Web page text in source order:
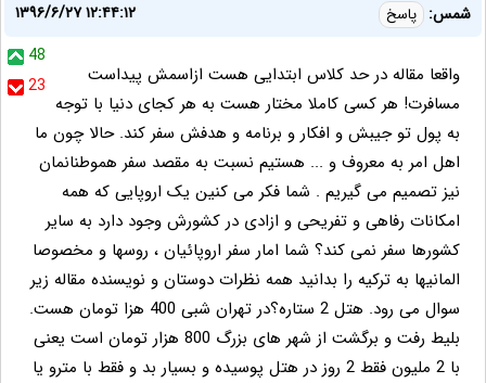
شمس: پاسخ
۱۳۹۶/۶/۲۷ ۱۲:۴۴:۱۲
48
23
واقعا مقاله در حد کلاس ابتدایی هست ازاسمش پیداست
مسافرت! هر کسی کاملا مختار هست به هر کجای دنیا با توجه
به پول تو جیبش و افکار و برنامه و هدفش سفر کند. حالا چون ما
اهل امر به معروف و ... هستیم نسبت به مقصد سفر هموطنانمان
نیز تصمیم می گیریم . شما فکر می کنین یک اروپایی که همه
امکانات رفاهی و تفریحی و ازادی در کشورش وجود دارد به سایر
کشورها سفر نمی کند؟ شما امار سفر اروپائیان ، روسها و مخصوصا
المانیها به ترکیه را بدانید همه نظرات دوستان و نویسنده مقاله زیر
سوال می رود. هتل 2 ستاره؟در تهران شبی 400 هزا تومان هست.
بلیط رفت و برگشت از شهر های بزرگ 800 هزار تومان است یعنی
با 2 ملیون فقط 2 روز در هتل پوسیده و بسیار بد و فقط با مترو یا